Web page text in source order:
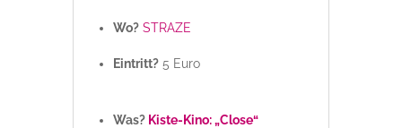
Wo? STRAZE
Eintritt?5 Euro
Was? Kiste-Kino: „Close“